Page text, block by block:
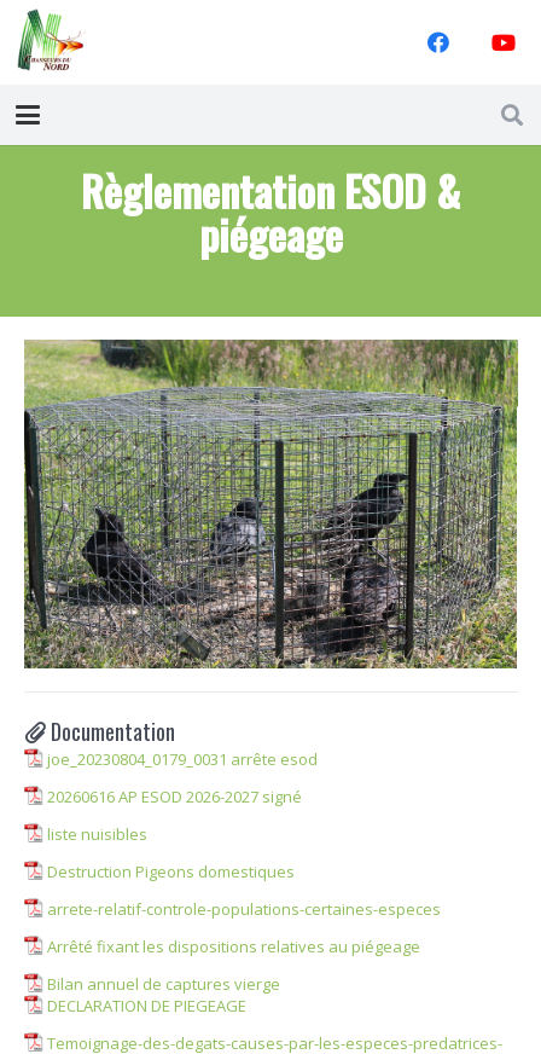
Règlementation ESOD &
piégeage
Documentation
joe_20230804_0179_0031 arrête esod
20260616 AP ESOD 2026-2027 signé
liste nuisibles
Destruction Pigeons domestiques
arrete-relatif-controle-populations-certaines-especes
Arrêté fixant les dispositions relatives au piégeage
Bilan annuel de captures vierge
DECLARATION DE PIEGEAGE
Temoignage-des-degats-causes-par-les-especes-predatrices-